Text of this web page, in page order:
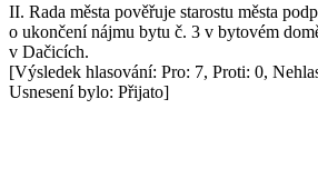
II. Rada města pověřuje starostu města
o ukončení nájmu bytu č. 3 v bytovém
v Dačicích.
[Výsledek hlasování: Pro: 7, Proti: 0,
Usnesení bylo: Přijato]